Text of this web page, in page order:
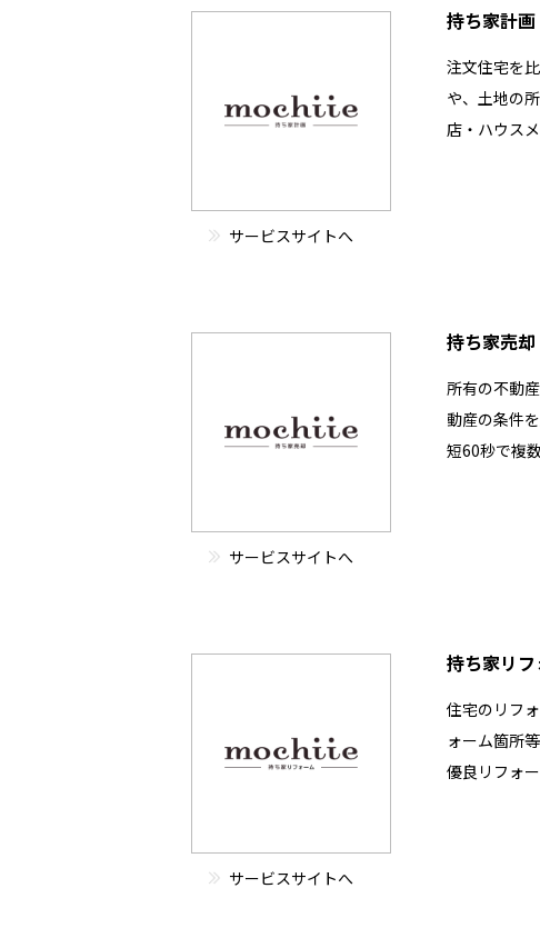
サービスサイトへ
持ち家計画
注文住宅を
や、土地の
店・ハウス
サービスサイトへ
持ち家売却
所有の不動
動産の条件
短60秒で複
サービスサイトへ
持ち家リ
住宅のリフ
ォーム箇所
優良リフォ